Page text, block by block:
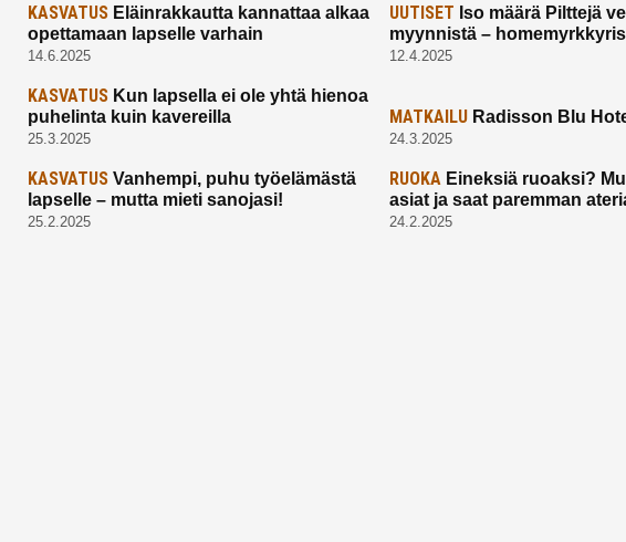
KASVATUS Eläinrakkautta kannattaa alkaa
opettamaan lapselle varhain
14.6.2025
UUTISET Iso määrä Pilttejä
myynnistä –
12.4.2025
KASVATUS Kun lapsella ei ole yhtä hienoa
puhelinta kuin kavereilla
25.3.2025
MATKAILU Radisson Blu
24.3.2025
KASVATUS Vanhempi, puhu työelämästä
lapselle – mutta mieti sanojasi!
25.2.2025
RUOKA Eineksiä ruoaksi?
asiat ja saat paremman
24.2.2025